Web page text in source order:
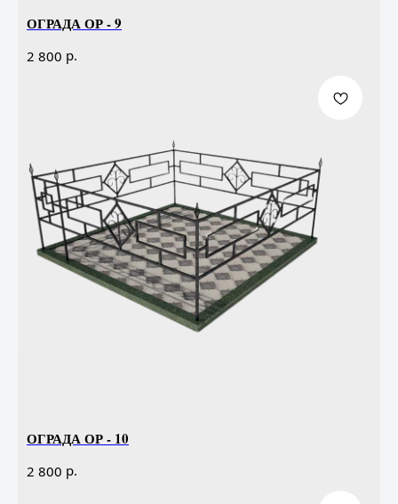
ОГРАДА ОР - 9
2 800 р.
ОГРАДА ОР - 10
2 800 р.